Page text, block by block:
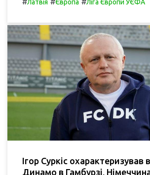
Латвія Європа Ліга Європи УЄФА
Ігор Суркіс охарактеризував
Динамо в Гамбурзі,